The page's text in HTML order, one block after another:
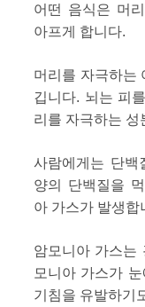
어떤 음식은 머
아프게 합니다.
머리를 자극하는
깁니다. 뇌는 피
리를 자극하는 성
사람에게는 단백
양의 단백질을
아 가스가 발생합
암모니아 가스는
모니아 가스가
기침을 유발하기